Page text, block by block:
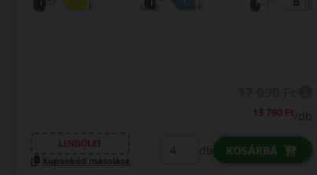
16 090 Ft/db
LENDÜLET
Kuponkód másolása
db KOSÁRBA